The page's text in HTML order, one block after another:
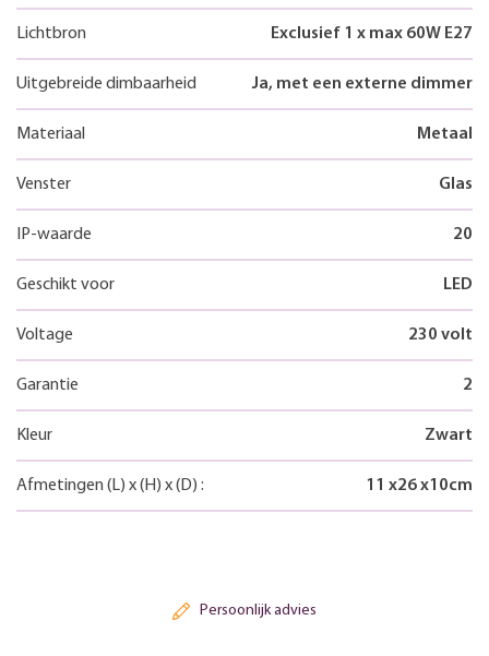
Lichtbron Exclusief 1 x max 60W E27
Uitgebreide dimbaarheid Ja, met een externe dimmer
Materiaal Metaal
Venster Glas
IP-waarde 20
Geschikt voor LED
Voltage 230 volt
Garantie 2
Kleur Zwart
Afmetingen (L) x(H) x(D) : 11 x26x10cm
Persoonlijk advies